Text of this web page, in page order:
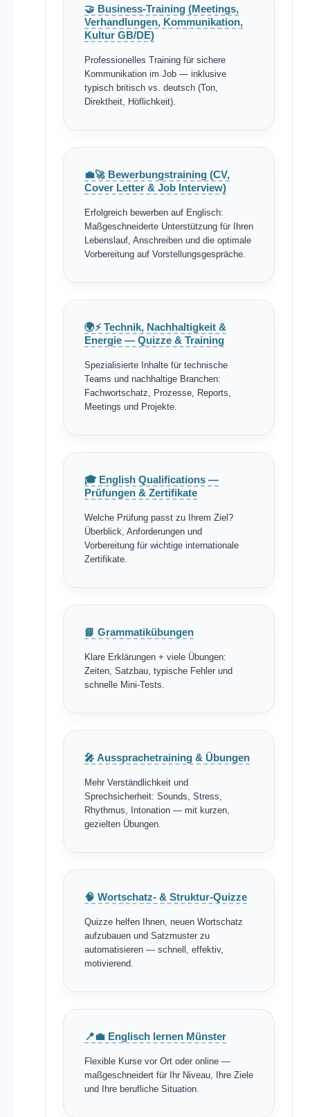
🤝 Business-Training (Meetings,
Verhandlungen, Kommunikation,
Kultur GB/DE)
Professionelles Training für sichere
Kommunikation im Job — inklusive
typisch britisch vs. deutsch (Ton,
Direktheit, Höflichkeit).
💼🚀 Bewerbungstraining (CV,
Cover Letter & Job Interview)
Erfolgreich bewerben auf Englisch:
Maßgeschneiderte Unterstützung für Ihren
Lebenslauf, Anschreiben und die optimale
Vorbereitung auf Vorstellungsgespräche.
🌍⚡ Technik, Nachhaltigkeit &
Energie — Quizze & Training
Spezialisierte Inhalte für technische
Teams und nachhaltige Branchen:
Fachwortschatz, Prozesse, Reports,
Meetings und Projekte.
🎓 English Qualifications —
Prüfungen & Zertifikate
Welche Prüfung passt zu Ihrem Ziel?
Überblick, Anforderungen und
Vorbereitung für wichtige internationale
Zertifikate.
📘 Grammatikübungen
Klare Erklärungen + viele Übungen:
Zeiten, Satzbau, typische Fehler und
schnelle Mini-Tests.
🎤 Aussprachetraining & Übungen
Mehr Verständlichkeit und
Sprechsicherheit: Sounds, Stress,
Rhythmus, Intonation — mit kurzen,
gezielten Übungen.
🧠 Wortschatz- & Struktur-Quizze
Quizze helfen Ihnen, neuen Wortschatz
aufzubauen und Satzmuster zu
automatisieren — schnell, effektiv,
motivierend.
📍💼 Englisch lernen Münster
Flexible Kurse vor Ort oder online —
maßgeschneidert für Ihr Niveau, Ihre Ziele
und Ihre berufliche Situation.